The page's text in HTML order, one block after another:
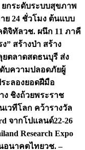
ยกระดับระบบสุขภาพ
ย 24 ชั่วโมง ต้นแบบ
ดิจิทัลวช. ผนึก 11 ภาคี
” สร้างป่า สร้าง
ยตลาดสดธนบุรี ส่ง
บความปลอดภัยผู้
ะลองยอดฝีมือ
ง ชิงถ้วยพระราช
วทีโลก คว้ารางวัล
จากโปแลนด์22-26
Research Expo
นอนาคตไทยวช. –